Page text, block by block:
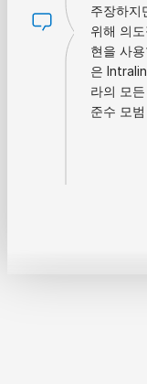
주장하지
위해 의
현을 사
은
라의 모
준수 모